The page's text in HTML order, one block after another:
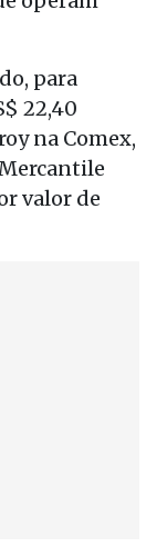
para
22,40
na Comex,
valor de